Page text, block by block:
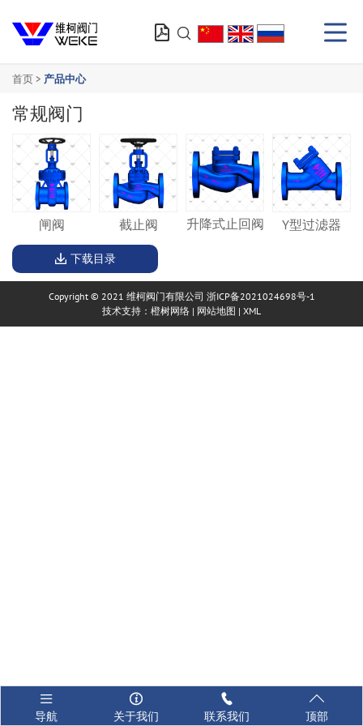
 
首页 > 产品中心
常规阀门
闸阀 截止阀 升降式止回阀 Y型过滤器
 下载目录
Copyright © 2021 维柯阀门有限公司 浙ICP备2021024698号-1
技术支持：橙树网络 | 网站地图 | XML

导航

关于我们

联系我们

顶部